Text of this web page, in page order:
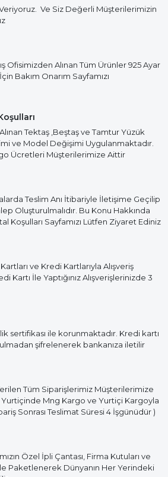
Ve Siz Değerli Müşterilerimizin
Ofisimizden Alınan Tüm Ürünler 925 Ayar
Bakım Onarım Sayfamızı
Tektaş ,Beştaş ve Tamtur Yüzük
ve Model Değişimi Uygulanmaktadır.
Ücretleri Müşterilerimize Aittir
Teslim Anı İtibariyle İletişime Geçilip
Oluşturulmalıdır. Bu Konu Hakkında
Koşulları Sayfamızı Lütfen Ziyaret Ediniz
ve Kredi Kartlarıyla Alışveriş
Kartı İle Yaptığınız Alışverişlerinizde 3
sertifikası ile korunmaktadır. Kredi kartı
şifrelenerek bankanıza iletilir
Tüm Siparişlerimiz Müşterilerimize
Yurtiçinde Mng Kargo ve Yurtiçi Kargoyla
Sonrası Teslimat Süresi 4 İşgünüdür )
Özel İpli Çantası, Firma Kutuları ve
Paketlenerek Dünyanın Her Yerindeki